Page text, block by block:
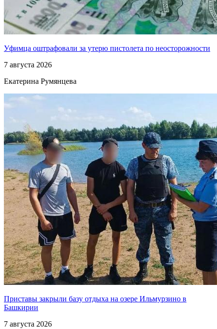
Уфимца оштрафовали за утерю пистолета по неосторожности
7 августа 2026
Екатерина Румянцева
Приставы закрыли базу отдыха на озере Ильмурзино в
Башкирии
7 августа 2026